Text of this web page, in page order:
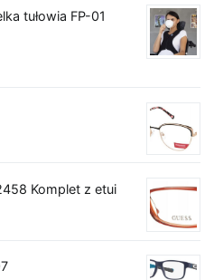
tułowia FP-01
Komplet z etui